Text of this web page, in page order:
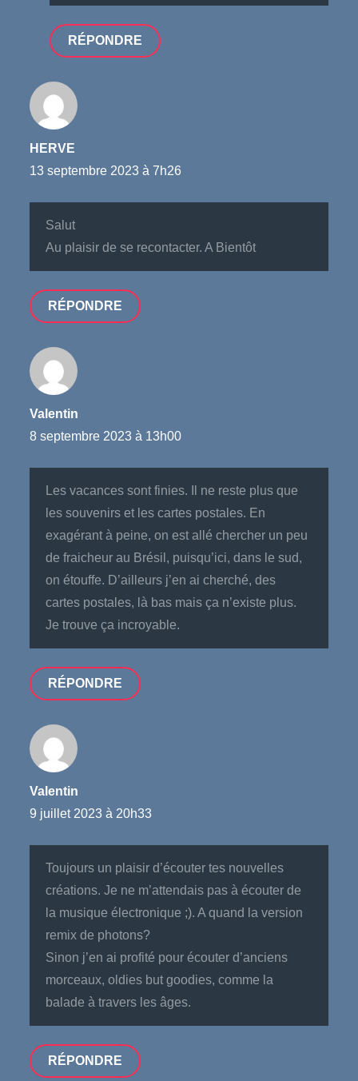
RÉPONDRE
HERVE
13 septembre 2023 à 7h26
Salut
Au plaisir de se recontacter. A Bientôt
RÉPONDRE
Valentin
8 septembre 2023 à 13h00
Les vacances sont finies. Il ne reste plus que
les souvenirs et les cartes postales. En
exagérant à peine, on est allé chercher un peu
de fraicheur au Brésil, puisqu’ici, dans le sud,
on étouffe. D’ailleurs j’en ai cherché, des
cartes postales, là bas mais ça n’existe plus.
Je trouve ça incroyable.
RÉPONDRE
Valentin
9 juillet 2023 à 20h33
Toujours un plaisir d’écouter tes nouvelles
créations. Je ne m’attendais pas à écouter de
la musique électronique ;). A quand la version
remix de photons?
Sinon j’en ai profité pour écouter d’anciens
morceaux, oldies but goodies, comme la
balade à travers les âges.
RÉPONDRE